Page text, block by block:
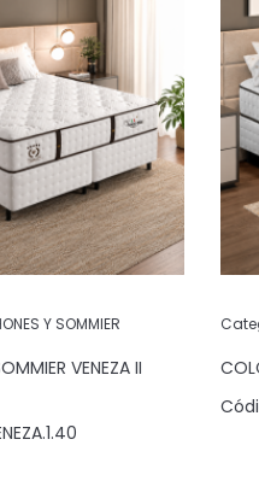
Y SOMMIER
VENEZA II